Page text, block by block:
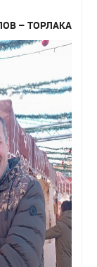
– ТОРЛАКА